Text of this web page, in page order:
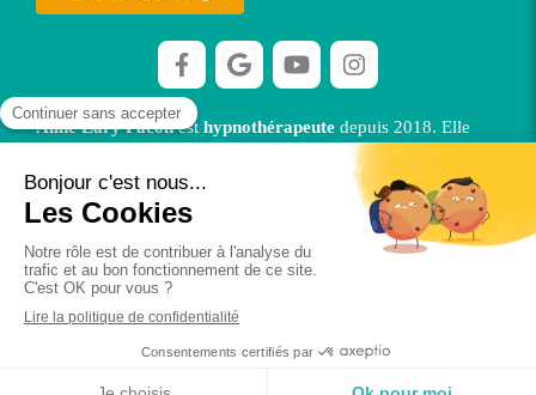
Aline Lary Faconest hypnothérapeute depuis 2018. Elle
vous reçoit dans ses cabinets à Orléans et à Jouy le Potier OU
en visio.
©2026 Alfahypnose
Plan du site
Mentions légales